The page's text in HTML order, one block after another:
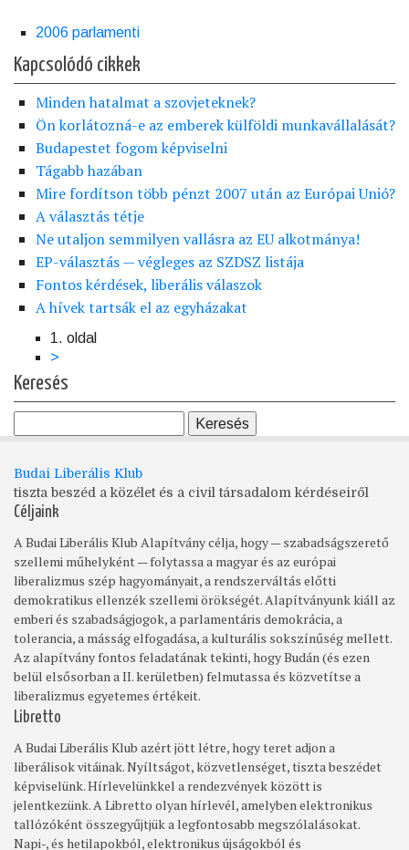
2006 parlamenti
Kapcsolódó cikkek
Minden hatalmat a szovjeteknek?
Ön korlátozná-e az emberek külföldi munkavállalását?
Budapestet fogom képviselni
Tágabb hazában
Mire fordítson több pénzt 2007 után az Európai Unió?
A választás tétje
Ne utaljon semmilyen vallásra az EU alkotmánya!
EP-választás — végleges az SZDSZ listája
Fontos kérdések, liberális válaszok
A hívek tartsák el az egyházakat
Oldalszámozás
1. oldal
Következő
oldal
>
Keresés
Budai Liberális Klub
tiszta beszéd a közélet és a civil társadalom kérdéseiről
Céljaink
A Budai Liberális Klub Alapítvány célja, hogy — szabadságszerető
szellemi műhelyként — folytassa a magyar és az európai
liberalizmus szép hagyományait, a rendszerváltás előtti
demokratikus ellenzék szellemi örökségét. Alapítványunk kiáll az
emberi és szabadságjogok, a parlamentáris demokrácia, a
tolerancia, a másság elfogadása, a kulturális sokszínűség mellett.
Az alapítvány fontos feladatának tekinti, hogy Budán (és ezen
belül elsősorban a II. kerületben) felmutassa és közvetítse a
liberalizmus egyetemes értékeit.
Libretto
A Budai Liberális Klub azért jött létre, hogy teret adjon a
liberálisok vitáinak. Nyíltságot, közvetlenséget, tiszta beszédet
képviselünk. Hírlevelünkkel a rendezvények között is
jelentkezünk. A Libretto olyan hírlevél, amelyben elektronikus
tallózóként összegyűjtjük a legfontosabb megszólalásokat.
Napi-, és hetilapokból, elektronikus újságokból és